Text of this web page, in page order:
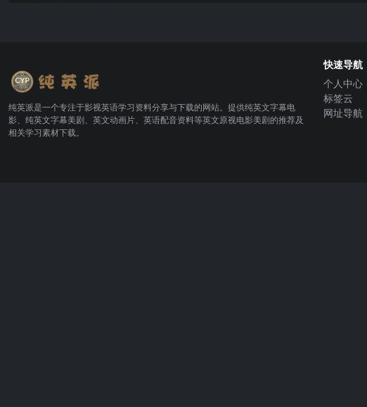
纯英派是一个专注于影视英语学习资料分享与下载的网站。提供纯英文字幕电
影、纯英文字幕美剧、英文动画片、英语配音资料等英文原视电影美剧的推荐及
相关学习素材下载。
快速导航
个人中心
标签云
网址导航